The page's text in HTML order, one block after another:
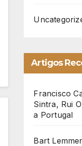
Artigos
Francisco
Sintra, Rui
a Portugal
Bart